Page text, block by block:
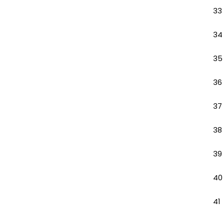
33
34
35
36
37
38
39
40
41